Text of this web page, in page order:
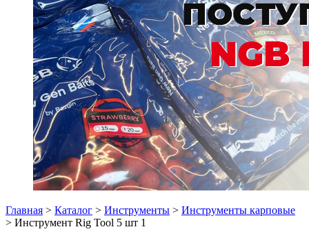
Главная > Каталог > Инструменты > Инструменты карповые
> Инструмент Rig Tool 5 шт 1